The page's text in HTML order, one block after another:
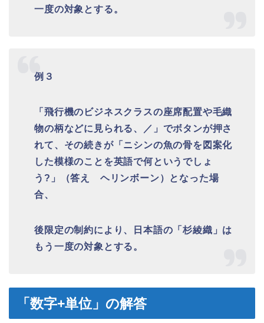
一度の対象とする。
例３
「飛行機のビジネスクラスの座席配置や毛織
物の柄などに見られる、／」でボタンが押さ
れて、その続きが「ニシンの魚の骨を図案化
した模様のことを英語で何というでしょ
う?」（答え ヘリンボーン）となった場
合、
後限定の制約により、日本語の「杉綾織」は
もう一度の対象とする。
「数字+単位」の解答